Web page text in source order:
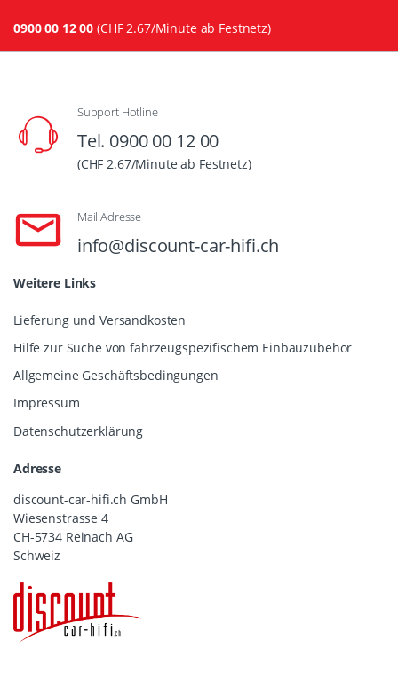
0900 00 12 00 (CHF 2.67/Minute ab Festnetz)
Support Hotline
Tel. 0900 00 12 00
(CHF 2.67/Minute ab Festnetz)
Mail Adresse
info@discount-car-hifi.ch
Weitere Links
Lieferung und Versandkosten
Hilfe zur Suche von fahrzeugspezifischem Einbauzubehör
Allgemeine Geschäftsbedingungen
Impressum
Datenschutzerklärung
Adresse
discount-car-hifi.ch GmbH
Wiesenstrasse 4
CH-5734 Reinach AG
Schweiz